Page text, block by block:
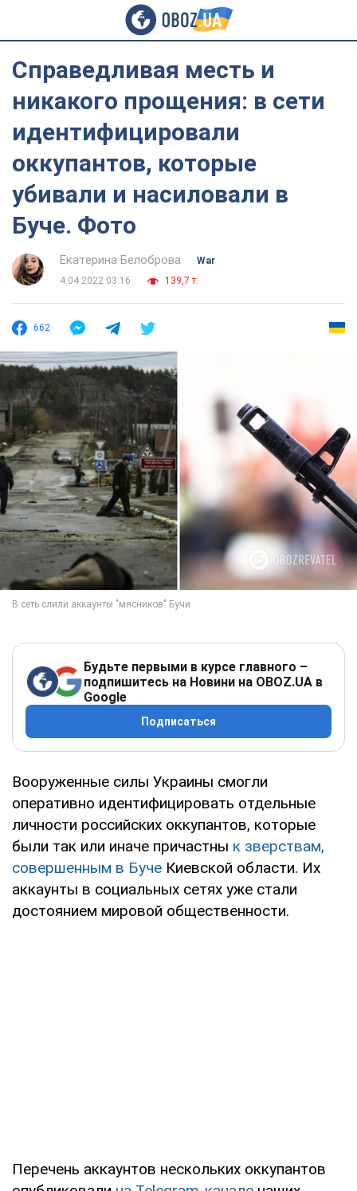
Справедливая месть и
никакого прощения: в сети
идентифицировали
оккупантов, которые
убивали и насиловали в
Буче. Фото
Екатерина Белоброва
War
4.04.2022 03:16
139,7 т.
662
Будьте первыми в курсе главного –
подпишитесь на Новини на OBOZ.UA в
Google
Подписаться
Вооруженные силы Украины смогли
оперативно идентифицировать отдельные
личности российских оккупантов, которые
были так или иначе причастны к зверствам,
совершенным в Буче Киевской области. Их
аккаунты в социальных сетях уже стали
достоянием мировой общественности.
Перечень аккаунтов нескольких оккупантов